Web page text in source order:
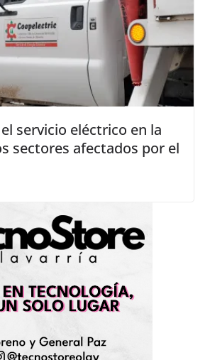
servicio eléctrico en la
sectores afectados por el